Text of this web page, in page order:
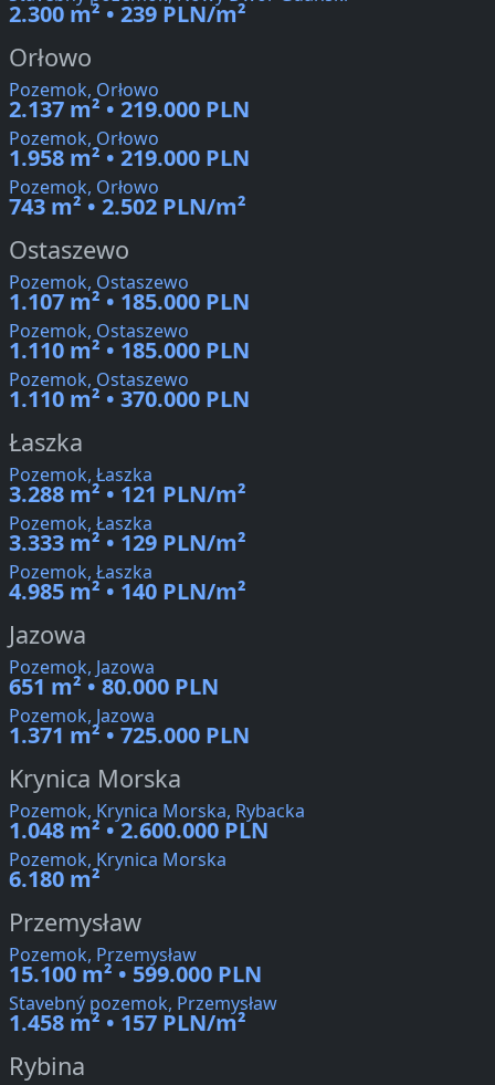
2.300 m² • 239 PLN/m²
Orłowo
Pozemok, Orłowo
2.137 m² • 219.000 PLN
Pozemok, Orłowo
1.958 m² • 219.000 PLN
Pozemok, Orłowo
743 m² • 2.502 PLN/m²
Ostaszewo
Pozemok, Ostaszewo
1.107 m² • 185.000 PLN
Pozemok, Ostaszewo
1.110 m² • 185.000 PLN
Pozemok, Ostaszewo
1.110 m² • 370.000 PLN
Łaszka
Pozemok, Łaszka
3.288 m² • 121 PLN/m²
Pozemok, Łaszka
3.333 m² • 129 PLN/m²
Pozemok, Łaszka
4.985 m² • 140 PLN/m²
Jazowa
Pozemok, Jazowa
651 m² • 80.000 PLN
Pozemok, Jazowa
1.371 m² • 725.000 PLN
Krynica Morska
Pozemok, Krynica Morska, Rybacka
1.048 m² • 2.600.000 PLN
Pozemok, Krynica Morska
6.180 m²
Przemysław
Pozemok, Przemysław
15.100 m² • 599.000 PLN
Stavebný pozemok, Przemysław
1.458 m² • 157 PLN/m²
Rybina